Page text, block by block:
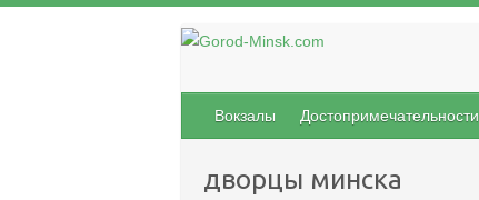
Вокзалы Достопримечательности
дворцы минска